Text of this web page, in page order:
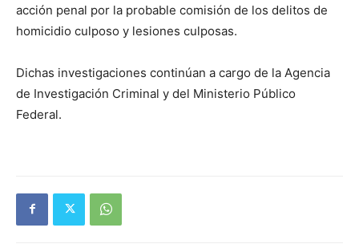
acción penal por la probable comisión de los delitos de
homicidio culposo y lesiones culposas.
Dichas investigaciones continúan a cargo de la Agencia
de Investigación Criminal y del Ministerio Público
Federal.